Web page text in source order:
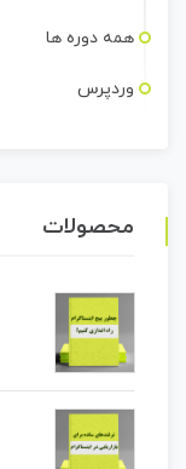
همه دوره ها
وردپرس
محصولات